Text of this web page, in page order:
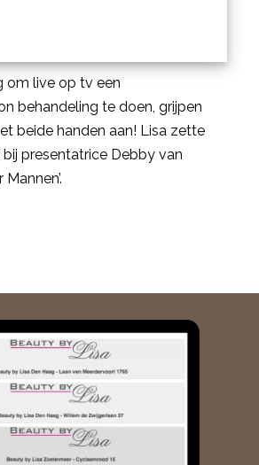
om live op tv een
behandeling te doen, grijpen
beide handen aan! Lisa zette
presentatrice Debby van